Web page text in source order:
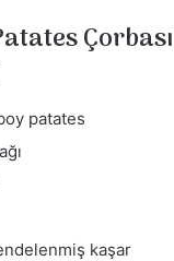
Çorbası
patates
kaşar